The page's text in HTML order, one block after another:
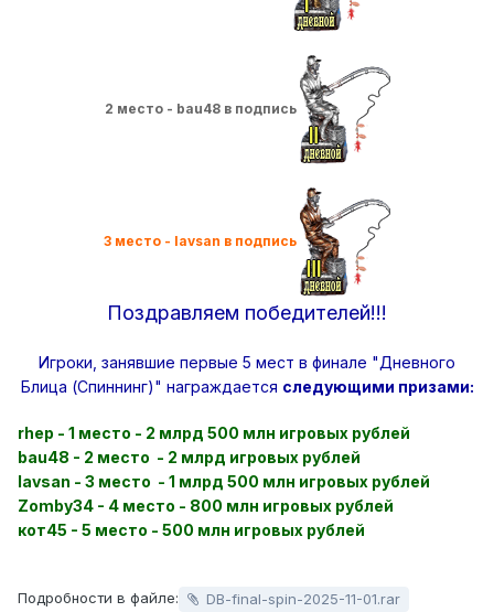
2 место - bau48 в подпись
3 место - lavsan в подпись
Поздравляем победителей!!!
Игроки, занявшие первые 5 мест в финале "Дневного
Блица (Спиннинг)" награждается следующими призами:
rhep - 1 место - 2 млрд 500 млн игровых рублей
bau48 - 2 место - 2 млрд игровых рублей
lavsan - 3 место - 1 млрд 500 млн игровых рублей
Zomby34 - 4 место - 800 млн игровых рублей
кот45 - 5 место - 500 млн игровых рублей
Подробности в файле: DB-final-spin-2025-11-01.rar